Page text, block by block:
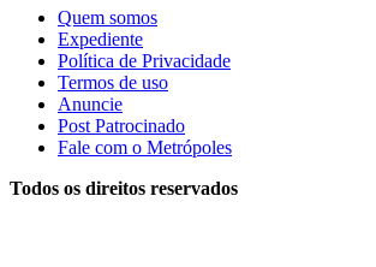
Quem somos
Expediente
Política de Privacidade
Termos de uso
Anuncie
Post Patrocinado
Fale com o Metrópoles
Todos os direitos reservados